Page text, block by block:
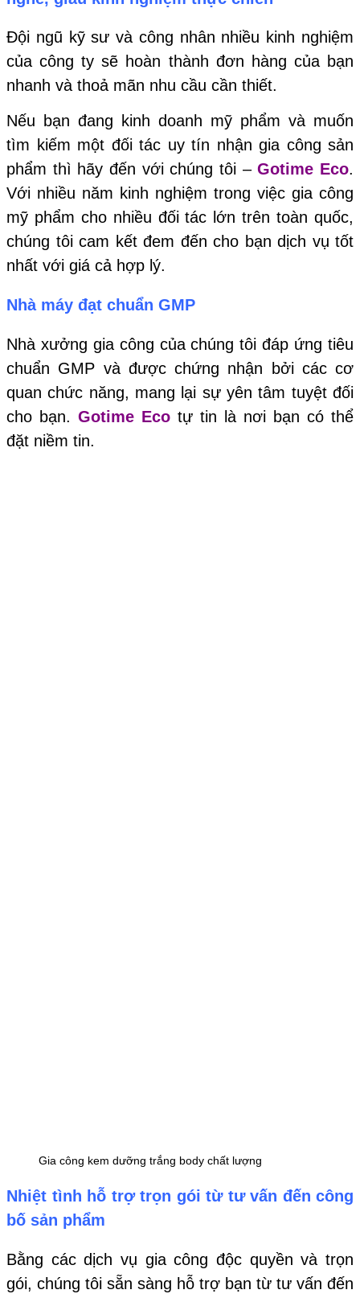
Đội ngũ kỹ sư và công nhân nhiều kinh nghiệm
của công ty sẽ hoàn thành đơn hàng của bạn
nhanh và thoả mãn nhu cầu cần thiết.
Nếu bạn đang kinh doanh mỹ phẩm và muốn
tìm kiếm một đối tác uy tín nhận gia công sản
phẩm thì hãy đến với chúng tôi –Gotime Eco.
Với nhiều năm kinh nghiệm trong việc gia công
mỹ phẩm cho nhiều đối tác lớn trên toàn quốc,
chúng tôi cam kết đem đến cho bạn dịch vụ tốt
nhất với giá cả hợp lý.
Nhà máy đạt chuẩn GMP
Nhà xưởng gia công của chúng tôi đáp ứng tiêu
chuẩn GMP và được chứng nhận bởi các cơ
quan chức năng, mang lại sự yên tâm tuyệt đối
cho bạn. Gotime Eco tự tin là nơi bạn có thể
đặt niềm tin.
Gia công kem dưỡng trắng body chất lượng
Nhiệt tình hỗ trợ trọn gói từ tư vấn đến công
bố sản phẩm
Bằng các dịch vụ gia công độc quyền và trọn
gói, chúng tôi sẵn sàng hỗ trợ bạn từ tư vấn đến